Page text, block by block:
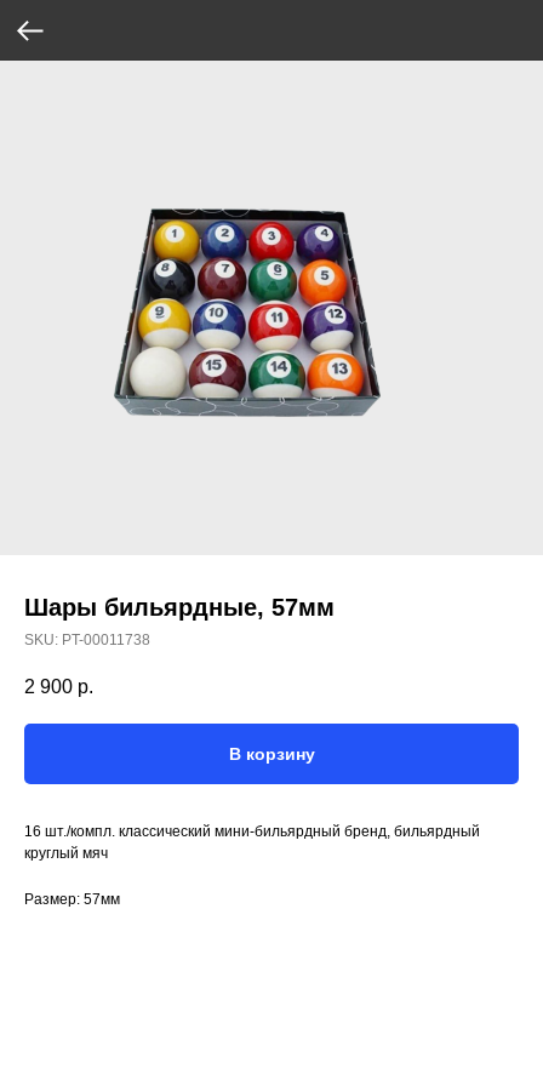
Шары бильярдные, 57мм
SKU: PT-00011738
2 900 р.
В корзину
16 шт./компл. классический мини-бильярдный бренд, бильярдный
круглый мяч
Размер: 57мм